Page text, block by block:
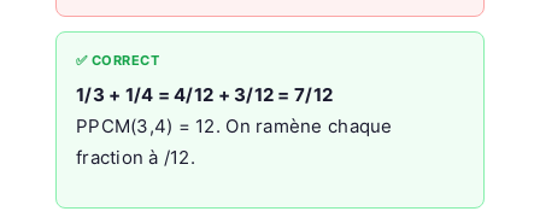
✅ CORRECT
1/3 + 1/4 = 4/12 + 3/12 = 7/12
PPCM(3,4) = 12. On ramène chaque
fraction à /12.